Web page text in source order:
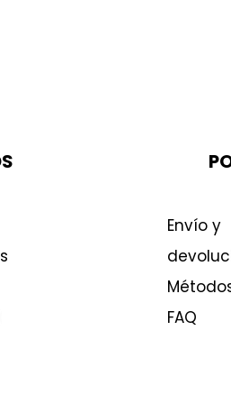
Envío y
FAQ